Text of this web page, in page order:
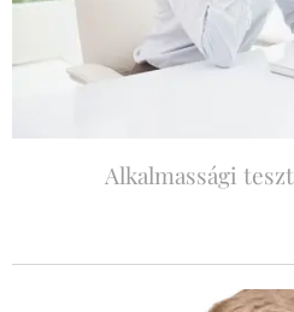
Alkalmassági